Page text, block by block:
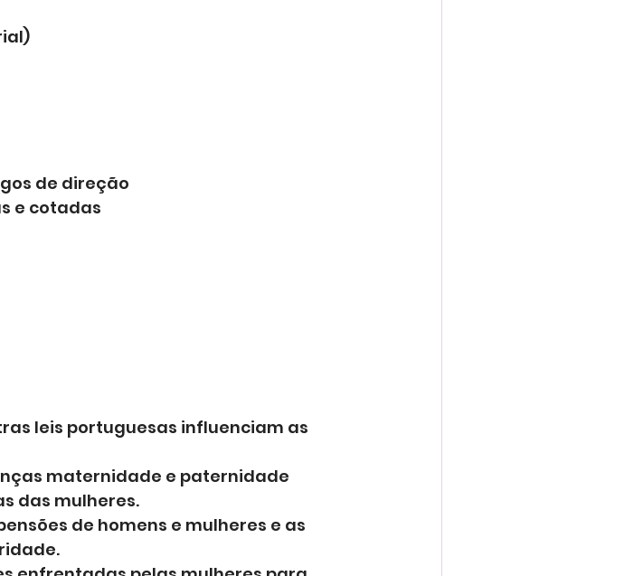
de direção
e cotadas
leis portuguesas influenciam as
maternidade e paternidade
das mulheres.
de homens e mulheres e as